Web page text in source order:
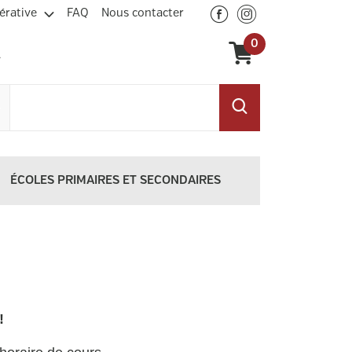
FAQ Nous contacter
0
ÉCOLES PRIMAIRES ET SECONDAIRES